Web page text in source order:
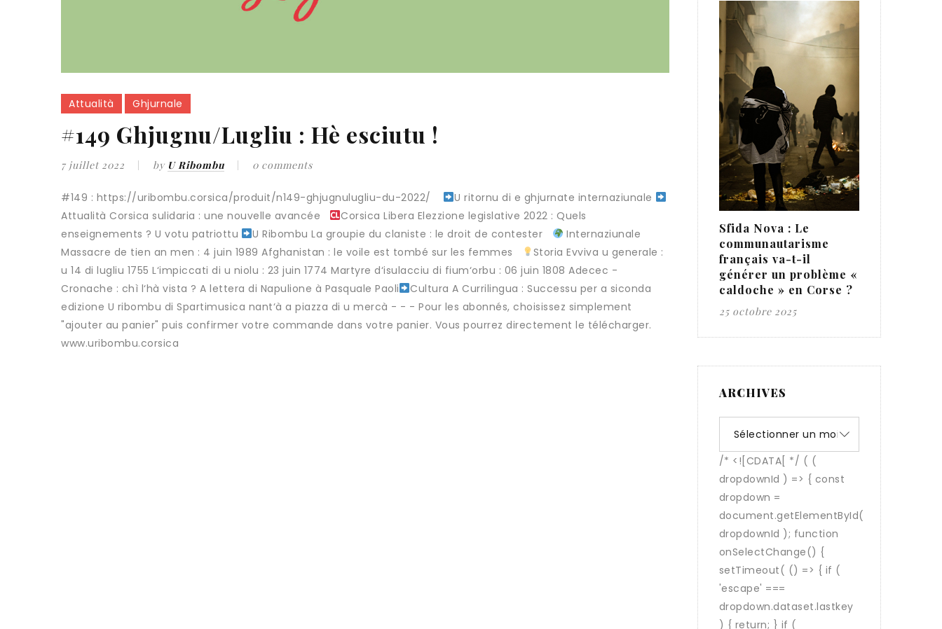
Attualità Ghjurnale
#149 Ghjugnu/Lugliu : Hè esciutu !
7 juillet 2022 by U Ribombu 0 comments
#149 : https://uribombu.corsica/produit/n149-ghjugnulugliu-du-2022/ ‎
U ritornu di e ghjurnate internaziunale
Attualità Corsica sulidaria : une nouvelle avancée
Corsica Libera Elezzione legislative 2022 : Quels
enseignements ? U votu patriottu
U Ribombu La groupie du claniste : le droit de contester
Internaziunale
Massacre de tien an men : 4 juin 1989 Afghanistan : le voile est tombé sur les femmes
Storia Evviva u generale :
u 14 di lugliu 1755 L‘impiccati di u niolu : 23 juin 1774 Martyre d‘isulacciu di fium‘orbu : 06 juin 1808 Adecec -
Cronache : chì l‘hà vista ? A lettera di Napulione à Pasquale Paoli
Cultura A Currilingua : Successu per a siconda
edizione U ribombu di Spartimusica nant‘à a piazza di u mercà - - - Pour les abonnés, choisissez simplement
"ajouter au panier" puis confirmer votre commande dans votre panier. Vous pourrez directement le télécharger.
www.uribombu.corsica
Sfida Nova : Le
communautarisme
français va-t-il
générer un problème «
caldoche » en Corse ?
25 octobre 2025
ARCHIVES